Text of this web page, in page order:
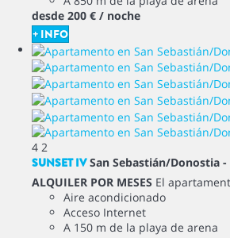
desde 200 € / noche
+ INFO
4 2
SUNSET IV San Sebastián/Donostia -
ALQUILER POR MESES El
Aire acondicionado
Acceso Internet
A 150 m de la playa de arena